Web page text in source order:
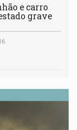
e carro
grave